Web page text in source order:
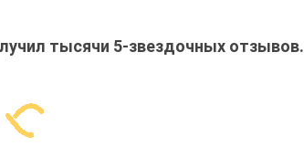
тысячи 5-звездочных отзывов.